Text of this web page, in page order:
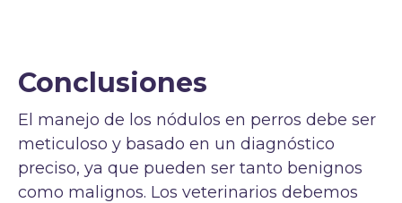
Conclusiones
El manejo de los nódulos en perros debe ser
meticuloso y basado en un diagnóstico
preciso, ya que pueden ser tanto benignos
como malignos. Los veterinarios debemos